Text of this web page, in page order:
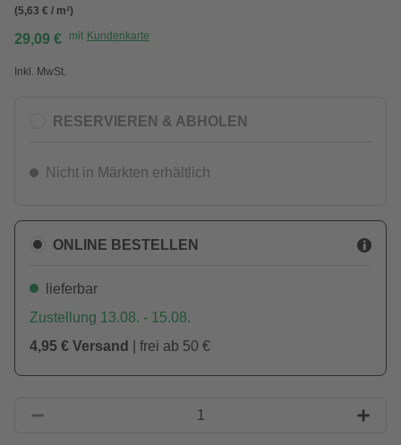
(5,63 € / m²)
29,09 € mit Kundenkarte
Inkl. MwSt.
RESERVIEREN & ABHOLEN
Nicht in Märkten erhältlich
ONLINE BESTELLEN
lieferbar
Zustellung 13.08. - 15.08.
4,95 € Versand
| frei ab 50 €